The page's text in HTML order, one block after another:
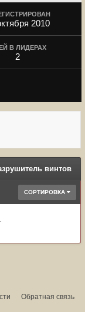
2010
В ЛИДЕРАХ
2
винтов
СОРТИРОВКА
Обратная связь